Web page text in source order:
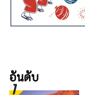
อันดับ